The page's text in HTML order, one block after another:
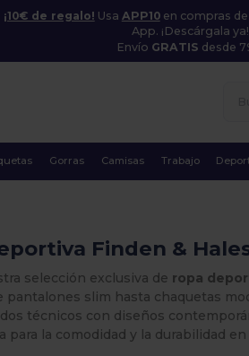
¡10€ de regalo! Usa APP10en compras
App. ¡Descárgala ya!
Envío GRATIS desde
Gorras Camisas Trabajo
Finden &
selección exclusiva de ropa
pantalones slim hasta chaquetas
técnicos con diseños
para la comodidad y la durabilidad